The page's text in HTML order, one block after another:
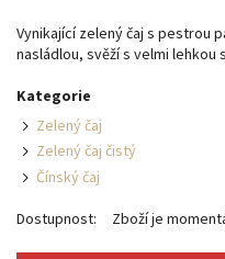
Vynikající zelený čaj s pestrou
nasládlou, svěží s velmi lehkou
Kategorie
Zelený čaj
Zelený čaj čistý
Čínský čaj
Dostupnost: Zboží je